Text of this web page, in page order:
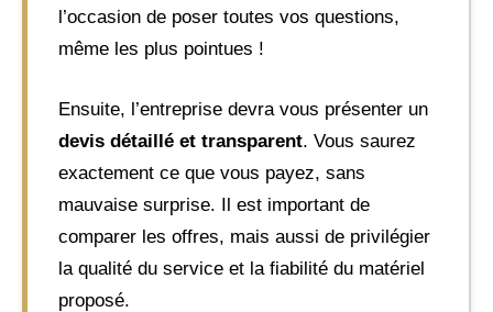
l’occasion de poser toutes vos questions,
même les plus pointues !
Ensuite, l’entreprise devra vous présenter un
devis détaillé et transparent. Vous saurez
exactement ce que vous payez, sans
mauvaise surprise. Il est important de
comparer les offres, mais aussi de privilégier
la qualité du service et la fiabilité du matériel
proposé.